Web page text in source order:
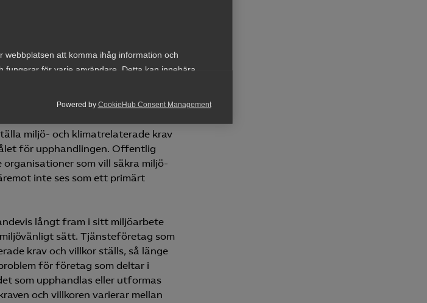
webbplatsen att komma ihåg information och
fungerar för varje användare. Detta kan innebära
färgschema.
webbplatsen genom att samla och rapportera
att spåra gester på olika webbplatser för att kunna
Powered by CookieHub Consent Management
samhällets utveckling och vår
utvecklingen i dessa frågor är
miljö- och klimatrelaterade krav
för upphandlingen. Offentlig
som vill säkra miljö-
inte ses som ett primärt
långt fram i sitt miljöarbete
sätt. Tjänsteföretag som
krav och villkor ställs, så länge
för företag som deltar i
som upphandlas eller utformas
och villkoren varierar mellan